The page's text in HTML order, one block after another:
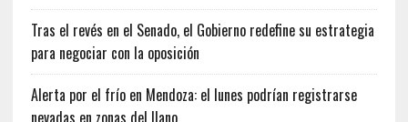
Tras el revés en el Senado, el Gobierno redefine su estrategia
para negociar con la oposición
Alerta por el frío en Mendoza: el lunes podrían registrarse
nevadas en zonas del llano